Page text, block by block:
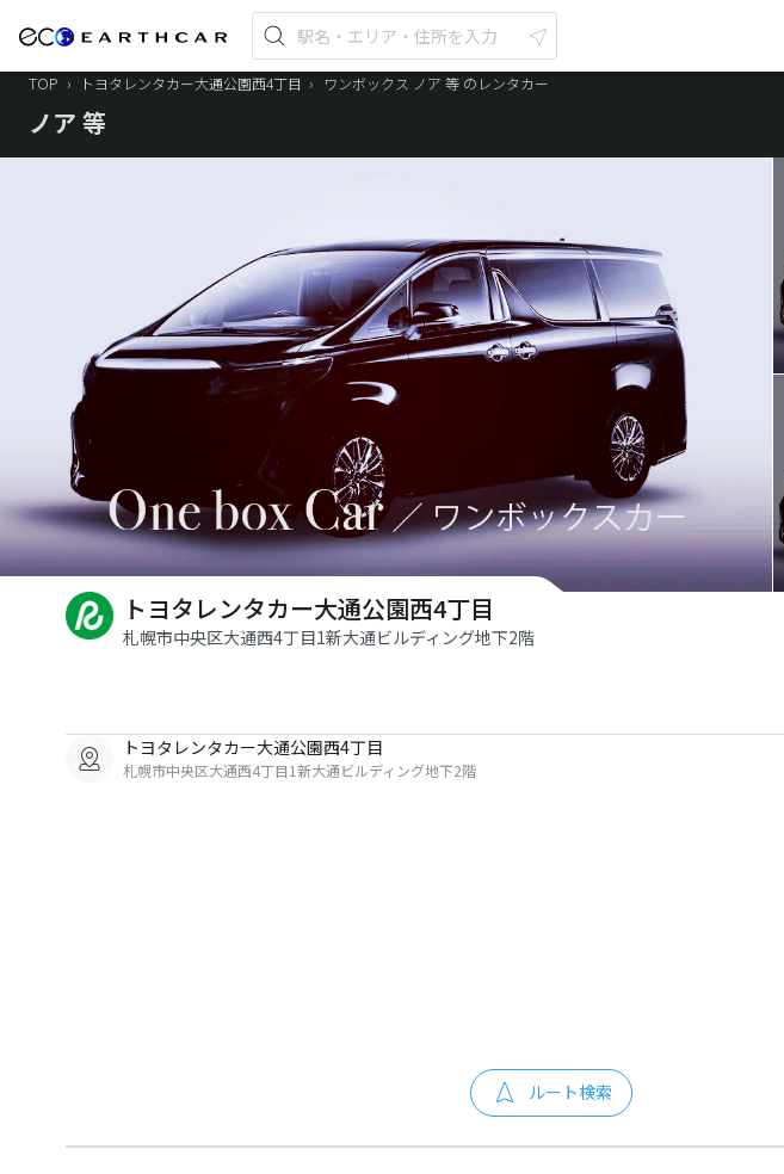
TOP › トヨタレンタカー大通公園西4丁目 › ワンボックス ノア 等 のレンタカー
ノア 等
トヨタレンタカー大通公園西4丁目
札幌市中央区大通西4丁目1新大通ビルディング地下2階
トヨタレンタカー大通公園西4丁目
札幌市中央区大通西4丁目1新大通ビルディング地下2階
ルート検索